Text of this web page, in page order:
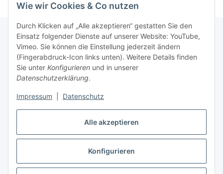
Alle akzeptieren
Konfigurieren
Wie wir Cookies & Co nutzen
Durch Klicken auf „Alle akzeptieren“ gestatten Sie den
Einsatz folgender Dienste auf unserer Website: YouTube,
Vimeo. Sie können die Einstellung jederzeit ändern
(Fingerabdruck-Icon links unten). Weitere Details finden
Sie unter Konfigurieren und in unserer
Datenschutzerklärung.
Impressum Datenschutz
Informationen
Gesetzliche Informationen
Vertrag widerrufen